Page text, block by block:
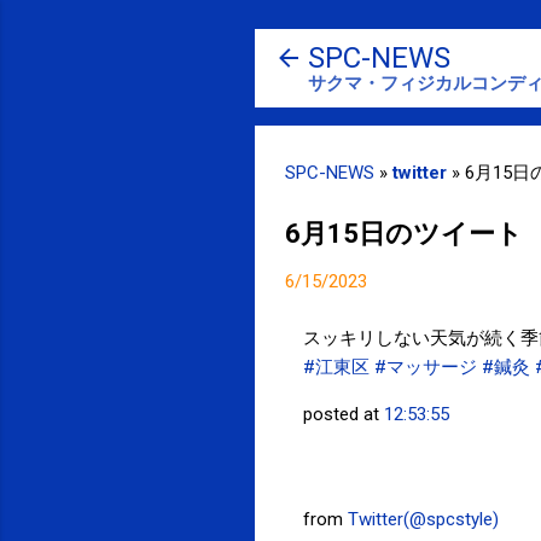
SPC-NEWS
サクマ・フィジカルコンデ
SPC-NEWS »twitter » 6月15日
6月15日のツイート
6/15/2023
スッキリしない天気が続く
#江東区 #マッサージ #鍼灸
posted at 12:53:55
from Twitter(@spcstyle)